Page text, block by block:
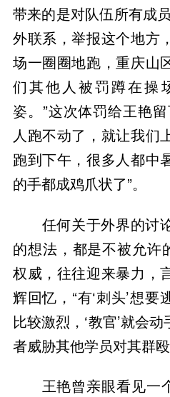
带来的是对队伍所有成
外联系，举报这个地方
场一圈圈地跑，重庆山
们其他人被罚蹲在操
姿。”这次体罚给王艳
人跑不动了，就让我们
跑到下午，很多人都中
的手都成鸡爪状了”。
任何关于外界的讨
的想法，都是不被允许
权威，往往迎来暴力，
辉回忆，“有‘刺头’想
比较激烈，‘教官’就会
者威胁其他学员对其群
王艳曾亲眼看见一